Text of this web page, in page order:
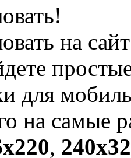
на
для
на самые
,